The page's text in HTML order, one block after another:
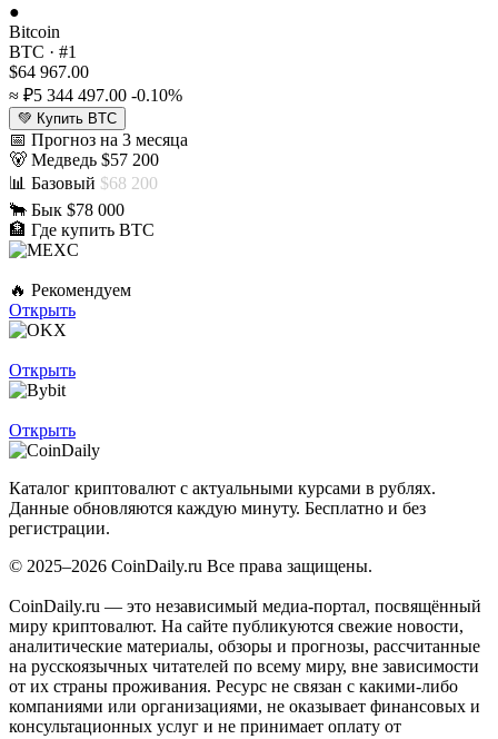
●
Bitcoin
BTC · #1
$64 967.00
≈ ₽5 344 497.00 -0.10%
💚 Купить BTC
📅 Прогноз на 3 месяца
🐻 Медведь $57 200
📊 Базовый $68 200
🐂 Бык $78 000
🏦 Где купить BTC
🔥 Рекомендуем
Открыть
Открыть
Открыть
Каталог криптовалют с актуальными курсами в рублях.
Данные обновляются каждую минуту. Бесплатно и без
регистрации.
© 2025–2026 CoinDaily.ru Все права защищены.
CoinDaily.ru — это независимый медиа-портал, посвящённый
миру криптовалют. На сайте публикуются свежие новости,
аналитические материалы, обзоры и прогнозы, рассчитанные
на русскоязычных читателей по всему миру, вне зависимости
от их страны проживания. Ресурс не связан с какими-либо
компаниями или организациями, не оказывает финансовых и
консультационных услуг и не принимает оплату от